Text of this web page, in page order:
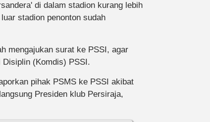
di dalam stadion kurang lebih
stadion penonton sudah
mengajukan surat ke PSSI, agar
(Komdis) PSSI.
pihak PSMS ke PSSI akibat
Presiden klub Persiraja,